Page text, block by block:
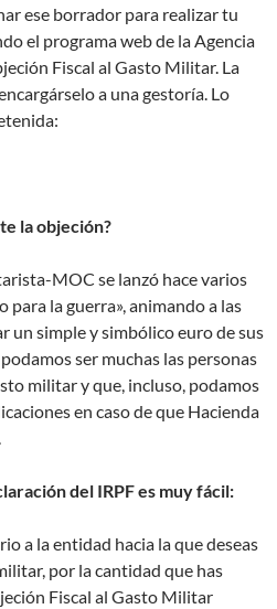
ese borrador para realizar tu
el programa web de la Agencia
Fiscal al Gasto Militar. La
a una gestoría. Lo
la objeción?
MOC se lanzó hace varios
para la guerra», animando a las
un simple y simbólico euro de sus
ser muchas las personas
militar y que, incluso, podamos
en caso de que Hacienda
del IRPF es muy fácil:
a la entidad hacia la que deseas
por la cantidad que has
Fiscal al Gasto Militar